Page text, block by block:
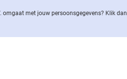
omgaat met jouw per­soons­ge­ge­vens? Klik dan